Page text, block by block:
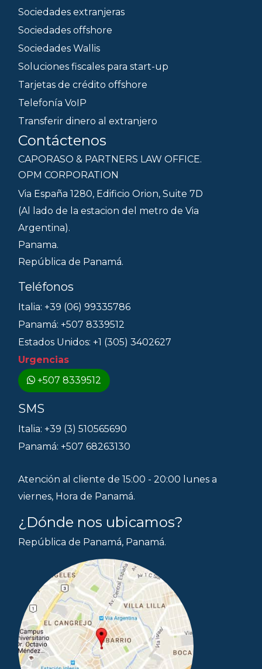
Sociedades extranjeras
Sociedades offshore
Sociedades Wallis
Soluciones fiscales para start-up
Tarjetas de crédito offshore
Telefonía VoIP
Transferir dinero al extranjero
Contáctenos
CAPORASO & PARTNERS LAW OFFICE.
OPM CORPORATION
Via España 1280, Edificio Orion, Suite 7D
(Al lado de la estacion del metro de Via
Argentina).
Panama.
República de Panamá.
Teléfonos
Italia: +39 (06) 99335786
Panamá: +507 8339512
Estados Unidos: +1 (305) 3402627
Urgencias
+507 8339512
SMS
Italia: +39 (3) 510565690
Panamá: +507 68263130
Atención al cliente de 15:00 - 20:00 lunes a
viernes, Hora de Panamá.
¿Dónde nos ubicamos?
República de Panamá, Panamá.